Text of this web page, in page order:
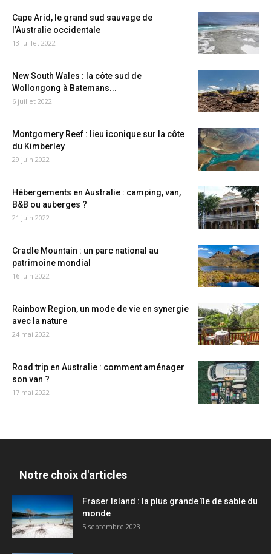
Cape Arid, le grand sud sauvage de
l’Australie occidentale
13 juillet 2022
New South Wales : la côte sud de
Wollongong à Batemans...
6 juillet 2022
Montgomery Reef : lieu iconique sur la côte
du Kimberley
29 juin 2022
Hébergements en Australie : camping, van,
B&B ou auberges ?
21 juin 2022
Cradle Mountain : un parc national au
patrimoine mondial
16 juin 2022
Rainbow Region, un mode de vie en synergie
avec la nature
24 mai 2022
Road trip en Australie : comment aménager
son van ?
17 mai 2022
Notre choix d'articles
Fraser Island : la plus grande île de sable du
monde
5 septembre 2023